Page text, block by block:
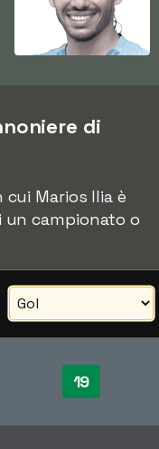
di
Marios Ilia è
campionato o
19